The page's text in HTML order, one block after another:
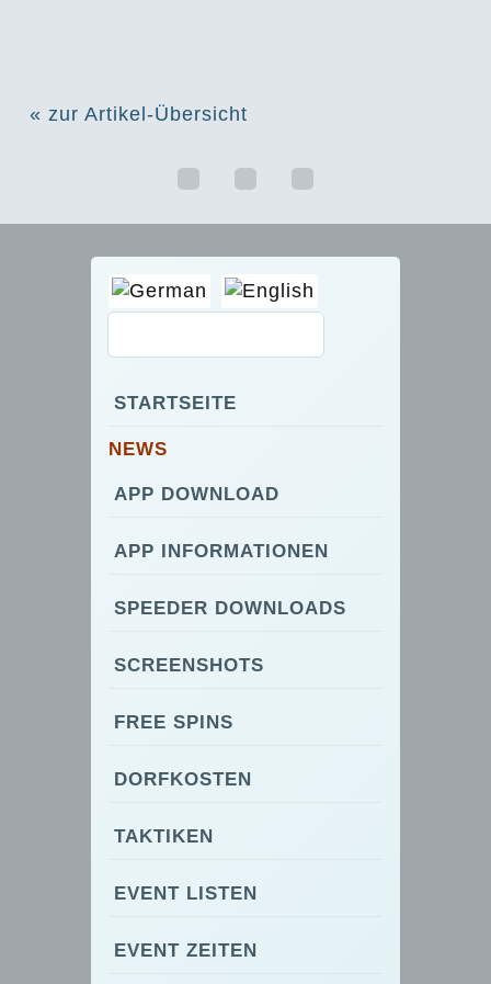
« zur Artikel-Übersicht
STARTSEITE
NEWS
APP DOWNLOAD
APP INFORMATIONEN
SPEEDER DOWNLOADS
SCREENSHOTS
FREE SPINS
DORFKOSTEN
TAKTIKEN
EVENT LISTEN
EVENT ZEITEN